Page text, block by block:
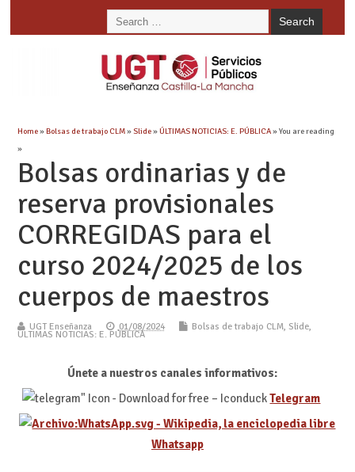
Home»Bolsas de trabajo CLM»Slide»ÚLTIMAS NOTICIAS: E. PÚBLICA» You are reading
»
Bolsas ordinarias y de
reserva provisionales
CORREGIDAS para el
curso 2024/2025 de los
cuerpos de maestros
UGT Enseñanza 01/08/2024 Bolsas de trabajo CLM, Slide,
ÚLTIMAS NOTICIAS: E. PÚBLICA
Únete a nuestros canales informativos:
Telegram
Whatsapp